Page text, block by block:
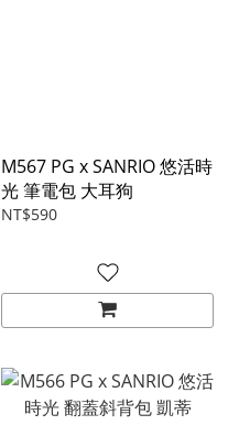
M567 PG x SANRIO 悠活時
光 筆電包 大耳狗
NT$590